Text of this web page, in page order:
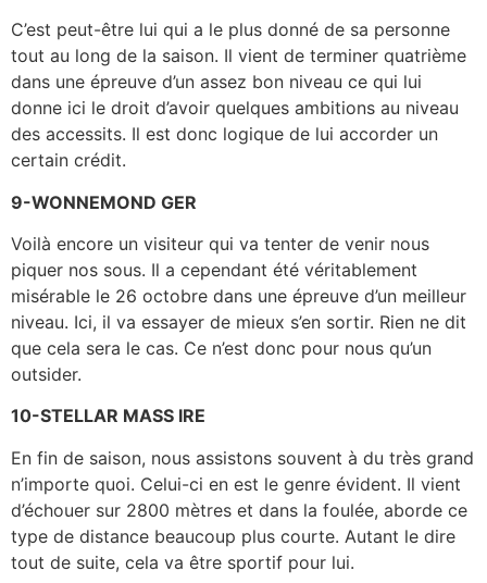
C’est peut-être lui qui a le plus donné de sa personne
tout au long de la saison. Il vient de terminer quatrième
dans une épreuve d’un assez bon niveau ce qui lui
donne ici le droit d’avoir quelques ambitions au niveau
des accessits. Il est donc logique de lui accorder un
certain crédit.
9-WONNEMOND GER
Voilà encore un visiteur qui va tenter de venir nous
piquer nos sous. Il a cependant été véritablement
misérable le 26 octobre dans une épreuve d’un meilleur
niveau. Ici, il va essayer de mieux s’en sortir. Rien ne dit
que cela sera le cas. Ce n’est donc pour nous qu’un
outsider.
10-STELLAR MASS IRE
En fin de saison, nous assistons souvent à du très grand
n’importe quoi. Celui-ci en est le genre évident. Il vient
d’échouer sur 2800 mètres et dans la foulée, aborde ce
type de distance beaucoup plus courte. Autant le dire
tout de suite, cela va être sportif pour lui.